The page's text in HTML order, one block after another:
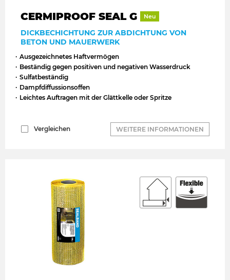
CERMIPROOF SEAL G Neu
DICKBECHICHTUNG ZUR ABDICHTUNG VON
BETON UND MAUERWERK
Ausgezeichnetes Haftvermögen
Beständig gegen positiven und negativen Wasserdruck
Sulfatbeständig
Dampfdiffussionsoffen
Leichtes Auftragen mit der Glättkelle oder Spritze
WEITERE INFORMATIONEN
Vergleichen